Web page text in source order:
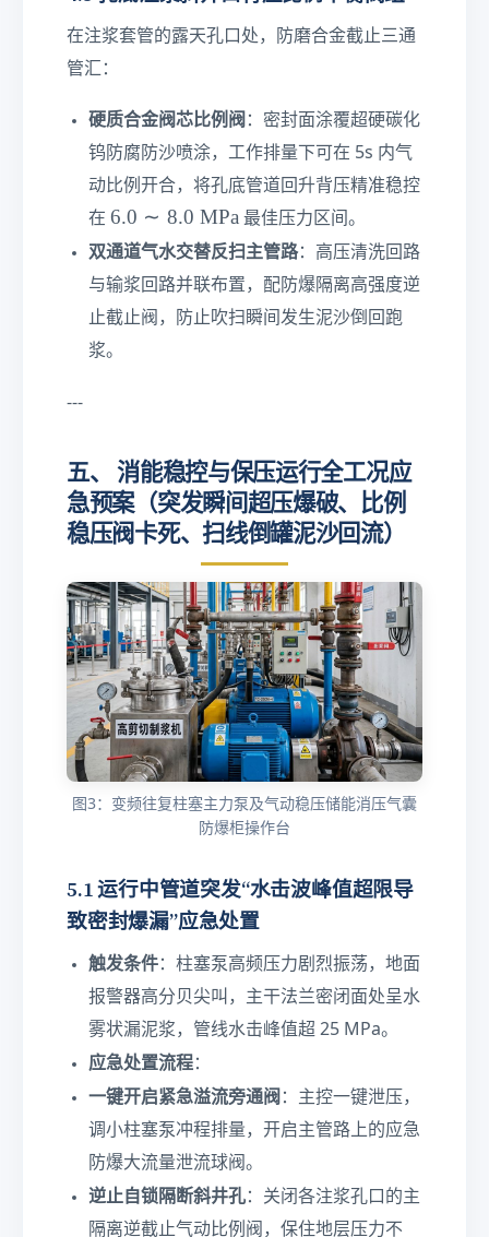
a}
1\
te
M
P
a}
在注浆套管的露天孔口处，防磨合金截止三通
管汇：
硬质合金阀芯比例阀 ：密封面涂覆超硬碳化
钨防腐防沙喷涂，工作排量下可在 5s 内气
动比例开合，将孔底管道回升背压精准稳控
在 6.
0\
si
m
8.
te
P
a}
6.0 ∼ 8.0 MPa最佳压力区间。
双通道气水交替反扫主管路：高压清洗回路
与输浆回路并联布置，配防爆隔离高强度逆
止截止阀，防止吹扫瞬间发生泥沙倒回跑
浆。
---
五、 消能稳控与保压运行全工况应
急预案（突发瞬间超压爆破、比例
稳压阀卡死、扫线倒罐泥沙回流）
图3：变频往复柱塞主力泵及气动稳压储能消压气囊
防爆柜操作台
5.1 运行中管道突发“水击波峰值超限导
致密封爆漏”应急处置
触发条件：柱塞泵高频压力剧烈振荡，地面
报警器高分贝尖叫，主干法兰密闭面处呈水
雾状漏泥浆，管线水击峰值超 25 MPa。
应急处置流程：
一键开启紧急溢流旁通阀 ：主控一键泄压，
调小柱塞泵冲程排量，开启主管路上的应急
防爆大流量泄流球阀。
逆止自锁隔断斜井孔：关闭各注浆孔口的主
隔离逆截止气动比例阀，保住地层压力不